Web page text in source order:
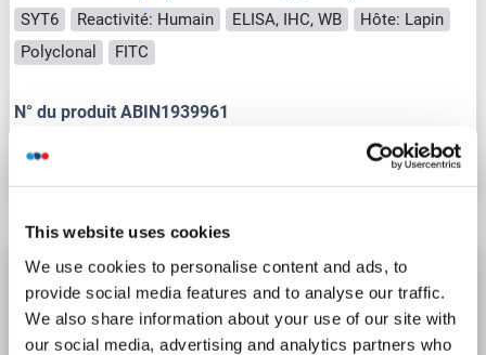
This website uses cookies
We use cookies to personalise content and ads, to
provide social media features and to analyse our traffic.
We also share information about your use of our site with
our social media, advertising and analytics partners who
SYT6 Reactivité: Humain ELISA, IHC, WB
Hôte: Lapin
Polyclonal
FITC
N° du produit ABIN1939961
Détails
SYT6 anticorps (AA 483-510) (HRP)
SYT6 ELISA, IHC, WB
Polyclonal
HRP